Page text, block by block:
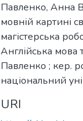
Павленко, Анна
мовній картині
магістерська
Англійська мова
Павленко ; кер.
національний
URI